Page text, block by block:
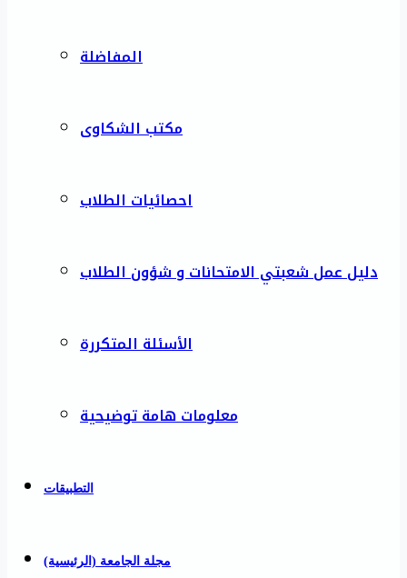
المفاضلة
مكتب الشكاوى
احصائيات الطلاب
دليل عمل شعبتي الامتحانات و شؤون الطلاب
الأسئلة المتكررة
معلومات هامة توضيحية
التطبيقات
مجلة الجامعة (الرئيسية)